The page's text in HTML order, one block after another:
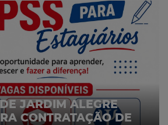
JARDIM ALEGRE
CONTRATAÇÃO DE